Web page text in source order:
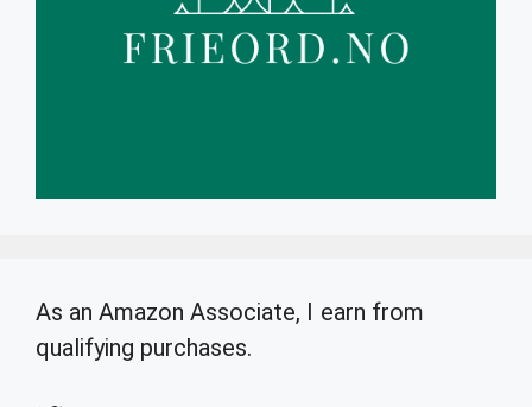
As an Amazon Associate, I earn from
qualifying purchases.